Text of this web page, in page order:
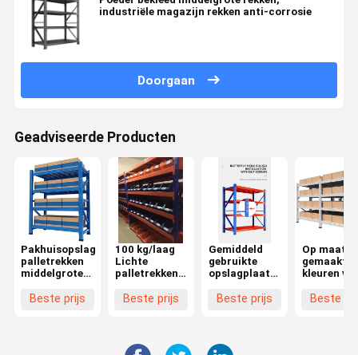
industriële magazijn rekken anti-corrosie
Doorgaan
Geadviseerde Producten
Pakhuisopslag
palletrekken
middelgrote
aangepast
Beste prijs
100 kg/laag
Lichte
palletrekken
opslagoplossingen
Beste prijs
Gemiddeld
gebruikte
opslagplaatsen
opslagplaatsen
Beste prijs
Op maat
gemaakte
kleuren
opslag
Beste